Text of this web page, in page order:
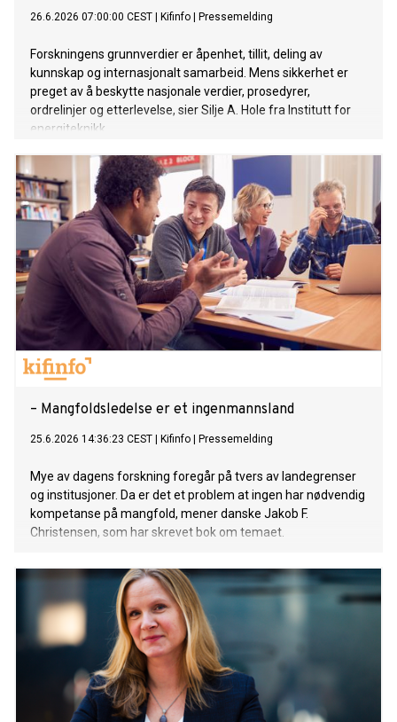
26.6.2026 07:00:00 CEST Kifinfo Pressemelding
Forskningens grunnverdier er åpenhet, tillit, deling av
kunnskap og internasjonalt samarbeid. Mens sikkerhet er
preget av å beskytte nasjonale verdier, prosedyrer,
ordrelinjer og etterlevelse, sier Silje A. Hole fra Institutt for
energiteknikk.
– Mangfoldsledelse er et ingenmannsland
25.6.2026 14:36:23 CEST Kifinfo Pressemelding
Mye av dagens forskning foregår på tvers av landegrenser
og institusjoner. Da er det et problem at ingen har nødvendig
kompetanse på mangfold, mener danske Jakob F.
Christensen, som har skrevet bok om temaet.